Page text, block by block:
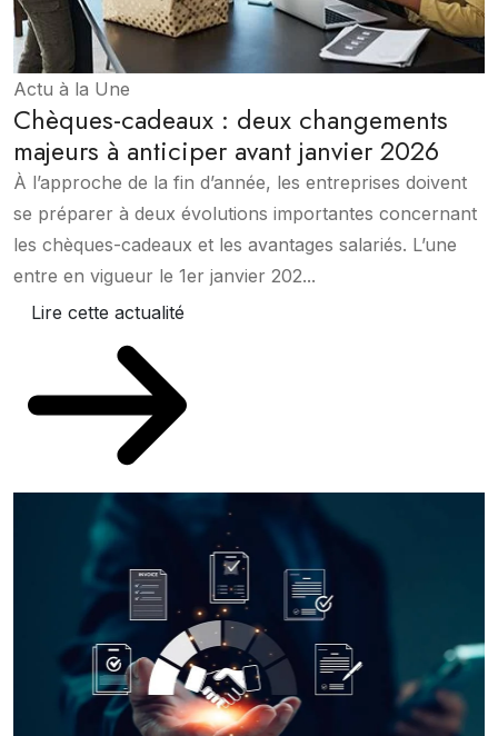
Actu à la Une
Chèques-cadeaux : deux changements
majeurs à anticiper avant janvier 2026
À l’approche de la fin d’année, les entreprises doivent
se préparer à deux évolutions importantes concernant
les chèques-cadeaux et les avantages salariés. L’une
entre en vigueur le 1er janvier 202...
Lire cette actualité